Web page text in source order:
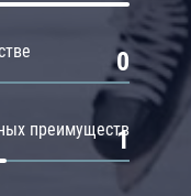
0
преимуществ
1